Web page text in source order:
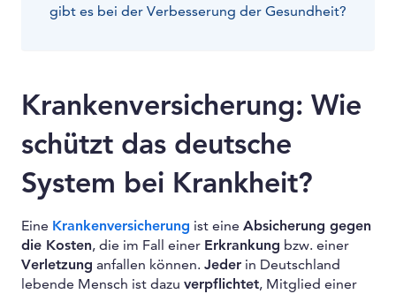
gibt es bei der Verbesserung der Gesundheit?
Krankenversicherung: Wie
schützt das deutsche
System bei Krankheit?
Eine Krankenversicherung ist eine Absicherung gegen
die Kosten, die im Fall einer Erkrankung bzw. einer
Verletzung anfallen können. Jeder in Deutschland
lebende Mensch ist dazu verpflichtet, Mitglied einer